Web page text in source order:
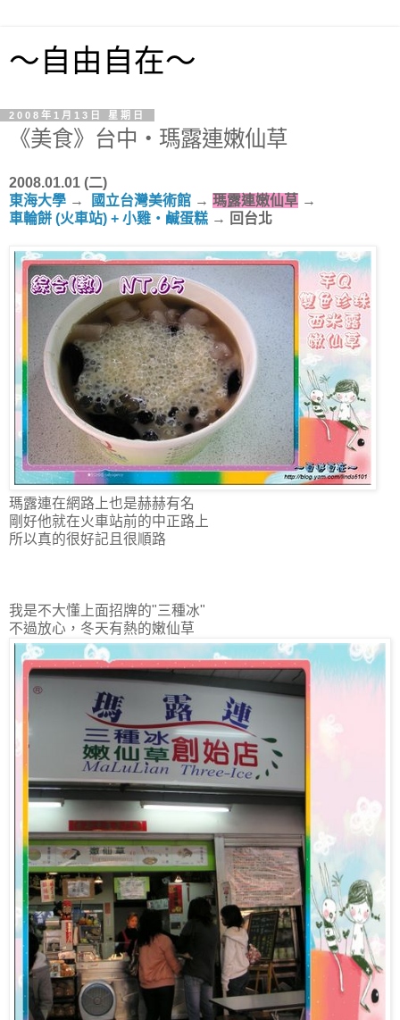
～自由自在～
2008年1月13日 星期日
《美食》台中‧瑪露連嫩仙草
2008.01.01 (二)
東海大學 → 國立台灣美術館 → 瑪露連嫩仙草 →
車輪餅 (火車站) + 小雞‧鹹蛋糕 → 回台北
瑪露連在網路上也是赫赫有名
剛好他就在火車站前的中正路上
所以真的很好記且很順路
我是不大懂上面招牌的"三種冰"
不過放心，冬天有熱的嫩仙草